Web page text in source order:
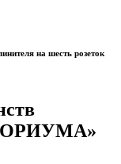
на шесть розеток